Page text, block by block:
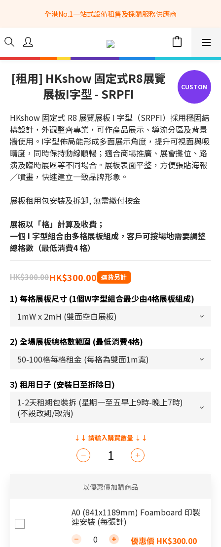
全港No.1一站式設備租售及採購服務供應商
全港No.1一站式設備租售及採購服務供應商
選購現貨產品全單滿$3500自家專送免運費 (只限網站落單, 不適用
於急單, 訂制產品, 屏風, 籠車, 舞台等)
info@hkbasket.com
全港No.1一站式設備租售及採購服務供應商
[租用] HKshow 固定式R8展覽
展板I字型 - SRPFI
HKshow 固定式 R8 展覽展板 I 字型（SRPFI）採用穩固結
構設計，外觀整齊專業，可作產品展示、導流分區及背景
牆使用。I字型佈局能形成多面展示角度，提升可視面與吸
睛度，同時保持動線順暢；適合商場推廣、展會攤位、路
演及臨時展區等不同場合。展板表面平整，方便張貼海報
／噴畫，快速建立一致品牌形象。
展板租用包安裝及拆卸, 無需繳付按金
展板以「格」計算及收費；
一個 I 字型組合由多格展板組成，客戶可按場地需要調整
總格數（最低消費4 格）
HK$300.00HK$300.00
1) 每格展板尺寸 (1個W字型組合最少由4格展板組成)
2) 全場展板總格數範圍 (最低消費4格)
3) 租用日子 (安裝日至拆除日)
以優惠價加購商品
A0 (841x1189mm) Foamboard 印製
連安裝 (每張計)
優惠價 HK$300.00